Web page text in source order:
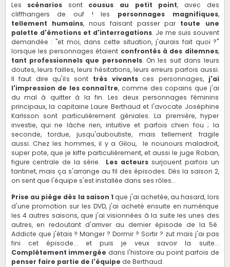
Les scénarios sont cousus au petit point, avec des
cliffhangers de ouf ! les personnages magnifiques,
tellement humains, nous faisant passer par toute une
palette d'émotions et d'interrogations. Je me suis souvent
demandée : "et moi, dans cette situation, j'aurais fait quoi ?"
lorsque les personnages étaient confrontés à des dilemnes,
tant professionnels que personnels. On les suit dans leurs
doutes, leurs failles, leurs hésitations, leurs erreurs parfois aussi.
Il faut dire qu'ils sont très vivantsces personnages, j'ai
l'impression de les connaître, comme des copains que j'ai
du mal à quitter à la fin. Les deux personnages féminins
principaux, la capitaine Laure Berthaud et l'avocate Joséphine
Karlsson sont particulièrement géniales. La première, hyper
investie, qui ne lâche rien, intuitive et parfois chien fou ; la
seconde, tordue, jusqu'auboutiste, mais tellement fragile
aussi. Chez les hommes, il y a Gilou, le nounours maladroit,
super pote, que je kiffe particulièrement, et aussi le juge Roban,
figure centrale de la série. Les acteurs surjouent parfois un
tantinet, mais ça s'arrange au fil des épisodes. Dès la saison 2,
on sent que l'équipe s'est installée dans ses rôles...
Prise au piège dès la saison 1que j'ai achetée, au hasard, lors
d'une promotion sur les DVD, j'ai acheté ensuite en numérique
les 4 autres saisons, que j'ai visionnées à la suite les unes des
autres, en redoutant d'arriver au dernier épisode de la 5è.
Addicte que j'étais !! Manger ? Dormir ? Sortir ? zut mais j'ai pas
fini cet épisode... et puis je veux savoir la suite...
Complètement immergée dans l'histoire au point parfois de
penser faire partie de l'équipe de Berthaud.